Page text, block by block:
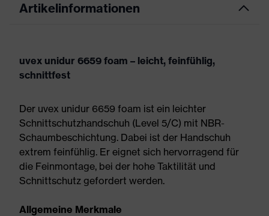
Artikelinformationen
uvex unidur 6659 foam – leicht, feinfühlig,
schnittfest
Der uvex unidur 6659 foam ist ein leichter
Schnittschutzhandschuh (Level 5/C) mit NBR-
Schaumbeschichtung. Dabei ist der Handschuh
extrem feinfühlig. Er eignet sich hervorragend für
die Feinmontage, bei der hohe Taktilität und
Schnittschutz gefordert werden.
Allgemeine Merkmale